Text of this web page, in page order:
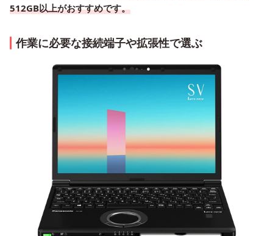
512GB以上がおすすめです。
作業に必要な接続端子や拡張性で選ぶ